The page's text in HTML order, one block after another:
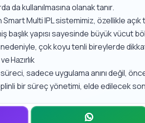
da kullanılmasına olanak tanır.
Smart Multi IPLsistemimiz, özellikle açık
başlık yapısı sayesinde büyük vücut
nedeniyle, çok koyu tenli bireylerde
Hazırlık
sadece uygulama anını değil,
bir süreç yönetimi, elde edilecek